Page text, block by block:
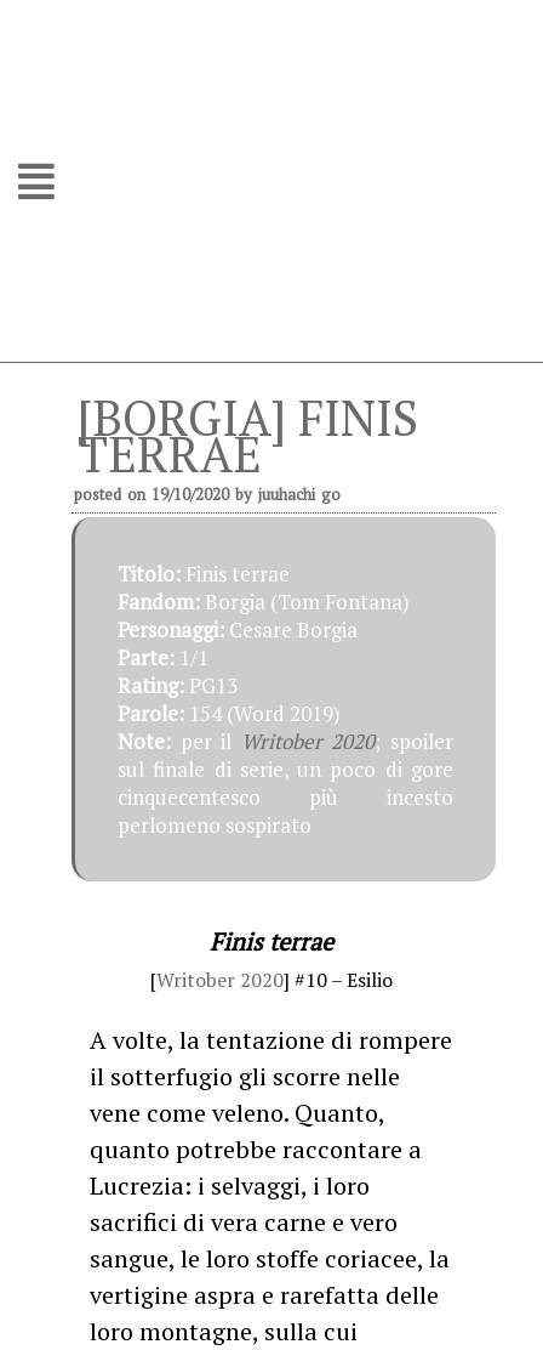
[BORGIA] FINIS
TERRAE
posted on 19/10/2020by juuhachi go
Titolo: Finis terrae
Fandom: Borgia (Tom Fontana)
Personaggi: Cesare Borgia
Parte: 1/1
Rating: PG13
Parole: 154 (Word 2019)
Note: per il Writober 2020; spoiler
sul finale di serie, un poco di gore
cinquecentesco più incesto
perlomeno sospirato
Finis terrae
[Writober 2020] #10 – Esilio
A volte, la tentazione di rompere
il sotterfugio gli scorre nelle
vene come veleno. Quanto,
quanto potrebbe raccontare a
Lucrezia: i selvaggi, i loro
sacrifici di vera carne e vero
sangue, le loro stoffe coriacee, la
vertigine aspra e rarefatta delle
loro montagne, sulla cui